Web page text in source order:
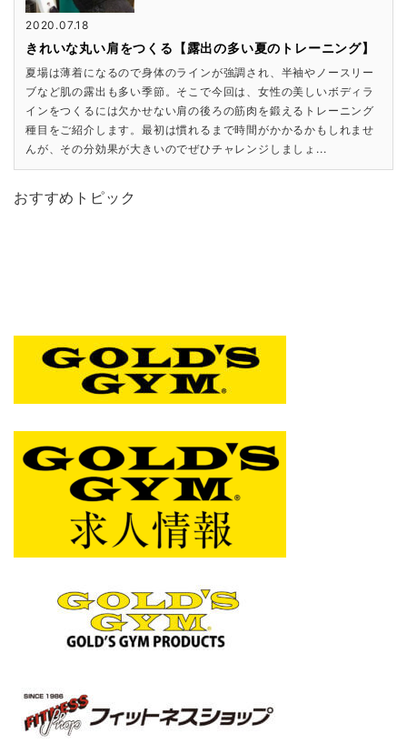
2020.07.18
きれいな丸い肩をつくる【露出の多い夏のトレーニング】
夏場は薄着になるので身体のラインが強調され、半袖やノースリー
ブなど肌の露出も多い季節。そこで今回は、女性の美しいボディラ
インをつくるには欠かせない肩の後ろの筋肉を鍛えるトレーニング
種目をご紹介します。最初は慣れるまで時間がかかるかもしれませ
んが、その分効果が大きいのでぜひチャレンジしましょ...
おすすめトピック